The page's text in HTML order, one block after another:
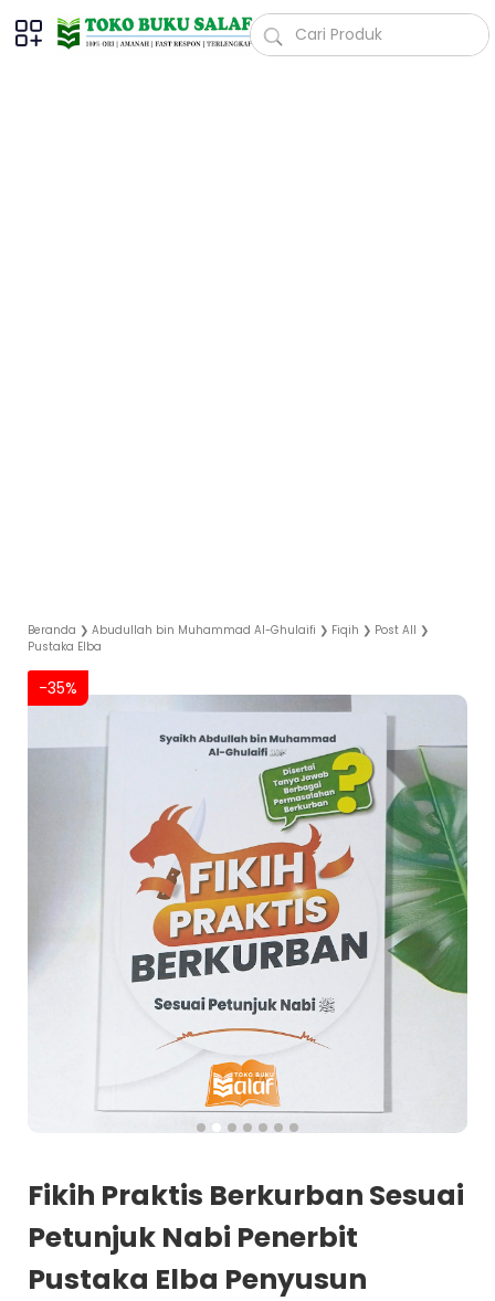
Beranda ❯ Abudullah bin Muhammad Al-Ghulaifi ❯ Fiqih ❯ Post All ❯
Pustaka Elba
-35%
Fikih Praktis Berkurban Sesuai
Petunjuk Nabi Penerbit
Pustaka Elba Penyusun